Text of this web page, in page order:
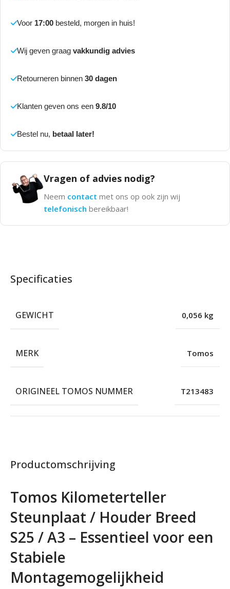
Voor 17:00 besteld, morgen in huis!
Wij geven graag vakkundig advies
Retourneren binnen 30 dagen
Klanten geven ons een 9.8/10
Bestel nu, betaal later!
Vragen of advies nodig?
Neem contact met ons op ook zijn wij
telefonisch bereikbaar!
Productomschrijving
Tomos Kilometerteller
Steunplaat / Houder Breed
S25 / A3 – Essentieel voor een
Stabiele
Montagemogelijkheid
Specificaties
GEWICHT 0,056 kg
MERK Tomos
ORIGINEEL TOMOS NUMMER T213483